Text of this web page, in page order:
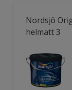
Nordsjö
helmatt 3